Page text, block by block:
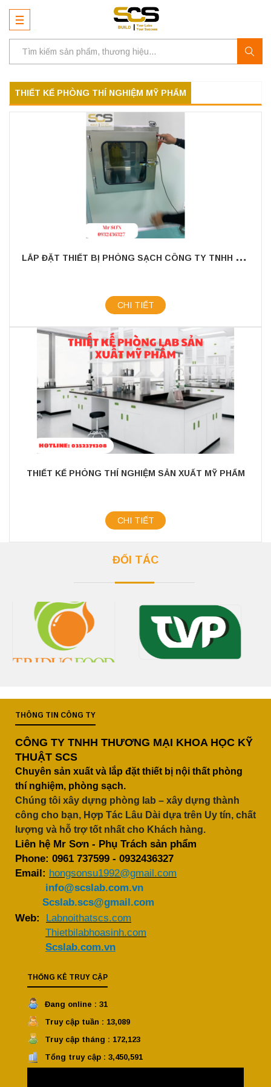
THIẾT KẾ PHÒNG THÍ NGHIỆM MỸ PHẨM
L
ẮP ĐẶT THIẾT BỊ PHÒNG SẠCH CÔNG TY TNHH SẢN XUẤT XUẤT NHẬP KHẨU DƯỢC MỸ PHẨM TIDOẬP KHẨU
CHI TIẾT
THIẾT KẾ PHÒNG THÍ NGHIỆM SẢN XUẤT MỸ PHẨM
CHI TIẾT
ĐỐI TÁC
THÔNG TIN CÔNG TY
CÔNG TY TNHH THƯƠNG MẠI KHOA HỌC KỸ
THUẬT SCS
Chuyên sản xuất và lắp đặt thiết bị nội thất phòng
thí nghiệm, phòng sạch.
Chúng tôi xây dựng phòng lab – xây dựng thành
công cho bạn, Hợp Tác Lâu Dài dựa trên Uy tín, chất
lượng và hỗ trợ tốt nhất cho Khách hàng.
Liên hệ Mr Sơn - Phụ Trách sản phẩm
Phone: 0961 737599 - 0932436327
Email: hongsonsu1992@gmail.com
info@scslab.com.vn
Scslab.scs@gmail.com
Web: Labnoithatscs.com
Thietbilabhoasinh.com
Scslab.com.vn
THỐNG KÊ TRUY CẬP
Đang online : 31
Truy cập tuần : 13,089
Truy cập tháng : 172,123
Tổng truy cập : 3,450,591